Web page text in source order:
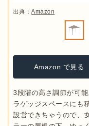
出典：Amazon
Amazon で見る
3段階の高さ調節が可
ラゲッジスペースにも
設営できちゃうので、